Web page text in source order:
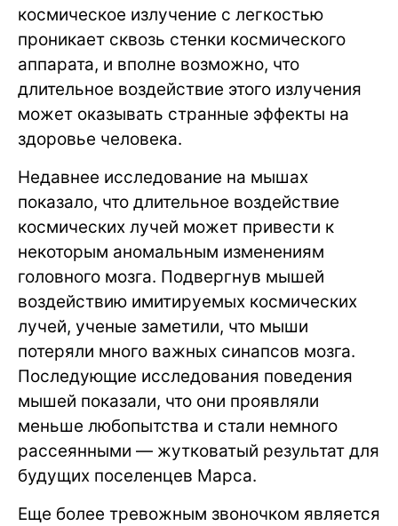
космическое излучение с легкостью
проникает сквозь стенки космического
аппарата, и вполне возможно, что
длительное воздействие этого излучения
может оказывать странные эффекты на
здоровье человека.
Недавнее исследование на мышах
показало, что длительное воздействие
космических лучей может привести к
некоторым аномальным изменениям
головного мозга. Подвергнув мышей
воздействию имитируемых космических
лучей, ученые заметили, что мыши
потеряли много важных синапсов мозга.
Последующие исследования поведения
мышей показали, что они проявляли
меньше любопытства и стали немного
рассеянными — жутковатый результат для
будущих поселенцев Марса.
Еще более тревожным звоночком является